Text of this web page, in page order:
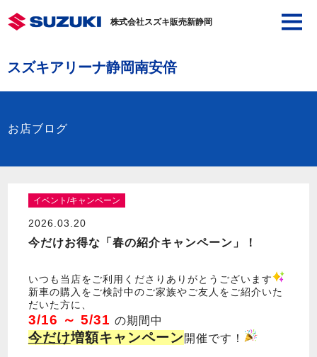
株式会社スズキ販売新静岡
スズキアリーナ静岡南安倍
お店ブログ
イベント/キャンペーン
2026.03.20
今だけお得な「春の紹介キャンペーン」！
いつも当店をご利用くださりありがとうございます
新車の購入をご検討中のご家族やご友人をご紹介いた
だいた方に、
3/16 ～ 5/31 の期間中
今だけ増額キャンペーン 開催です！